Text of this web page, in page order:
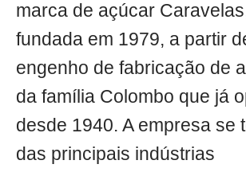
marca de açúcar
fundada em 1979, a partir
engenho de fabricação de
da família Colombo que já
desde 1940. A empresa se
das principais indústrias